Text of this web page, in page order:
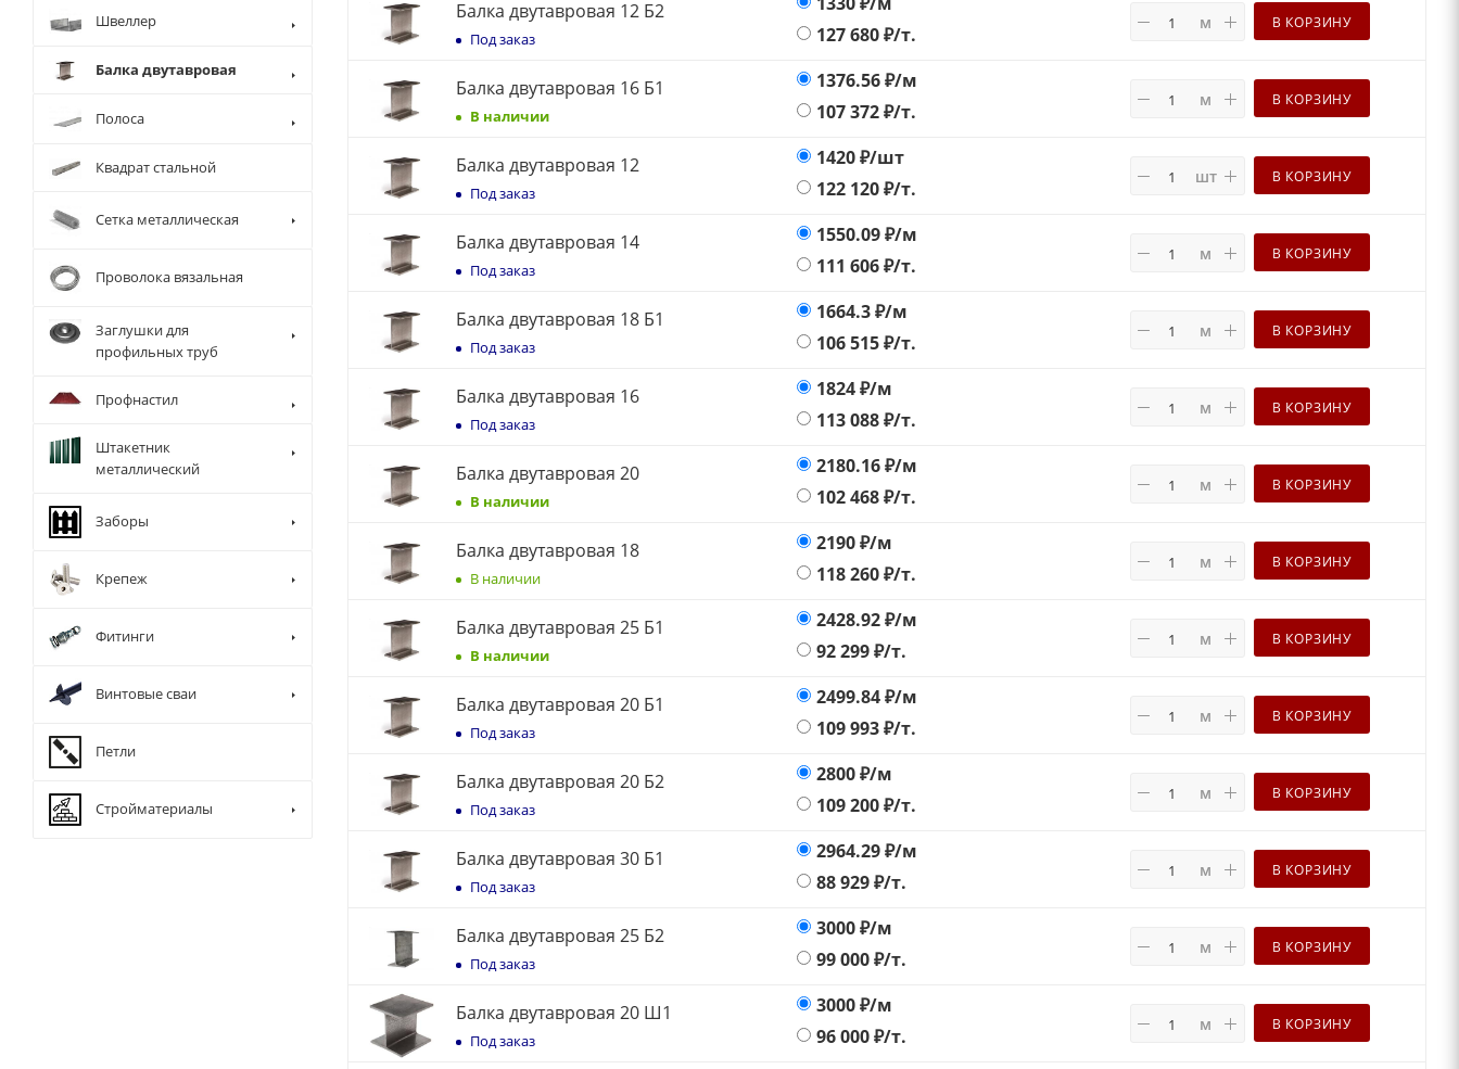
Балка двутавровая 12 Б2
Под заказ
127 680₽/т.
м В КОРЗИНУ
Балка двутавровая 16 Б1
В наличии
1376.56₽/м
107 372₽/т.
м В КОРЗИНУ
Балка двутавровая 12
Под заказ
1420₽/шт
122 120₽/т.
шт В КОРЗИНУ
Балка двутавровая 14
Под заказ
1550.09₽/м
111 606₽/т.
м В КОРЗИНУ
Балка двутавровая 18 Б1
Под заказ
1664.3₽/м
106 515₽/т.
м В КОРЗИНУ
Балка двутавровая 16
Под заказ
1824₽/м
113 088₽/т.
м В КОРЗИНУ
Балка двутавровая 20
В наличии
2180.16₽/м
102 468₽/т.
м В КОРЗИНУ
Балка двутавровая 18
В наличии
2190₽/м
118 260₽/т.
м В КОРЗИНУ
Балка двутавровая 25 Б1
В наличии
2428.92₽/м
92 299₽/т.
м В КОРЗИНУ
Балка двутавровая 20 Б1
Под заказ
2499.84₽/м
109 993₽/т.
м В КОРЗИНУ
Балка двутавровая 20 Б2
Под заказ
2800₽/м
109 200₽/т.
м В КОРЗИНУ
Балка двутавровая 30 Б1
Под заказ
2964.29₽/м
88 929₽/т.
м В КОРЗИНУ
Балка двутавровая 25 Б2
Под заказ
3000₽/м
99 000₽/т.
м В КОРЗИНУ
Балка двутавровая 20 Ш1
Под заказ
3000₽/м
96 000₽/т.
м В КОРЗИНУ
Швеллер
Балка двутавровая
Полоса
Квадрат стальной
Сетка металлическая
Проволока вязальная
Заглушки для
профильных труб
Профнастил
Штакетник
металлический
Заборы
Крепеж
Фитинги
Винтовые сваи
Петли
Стройматериалы